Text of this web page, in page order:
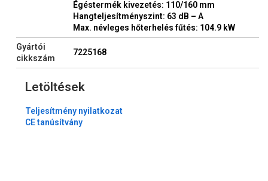
Égéstermék kivezetés: 110/160 mm
Hangteljesítményszint: 63 dB – A
Max. névleges hőterhelés fűtés: 104.9 kW
Gyártói
cikkszám
7225168
Letöltések
Teljesítmény nyilatkozat
CE tanúsítvány